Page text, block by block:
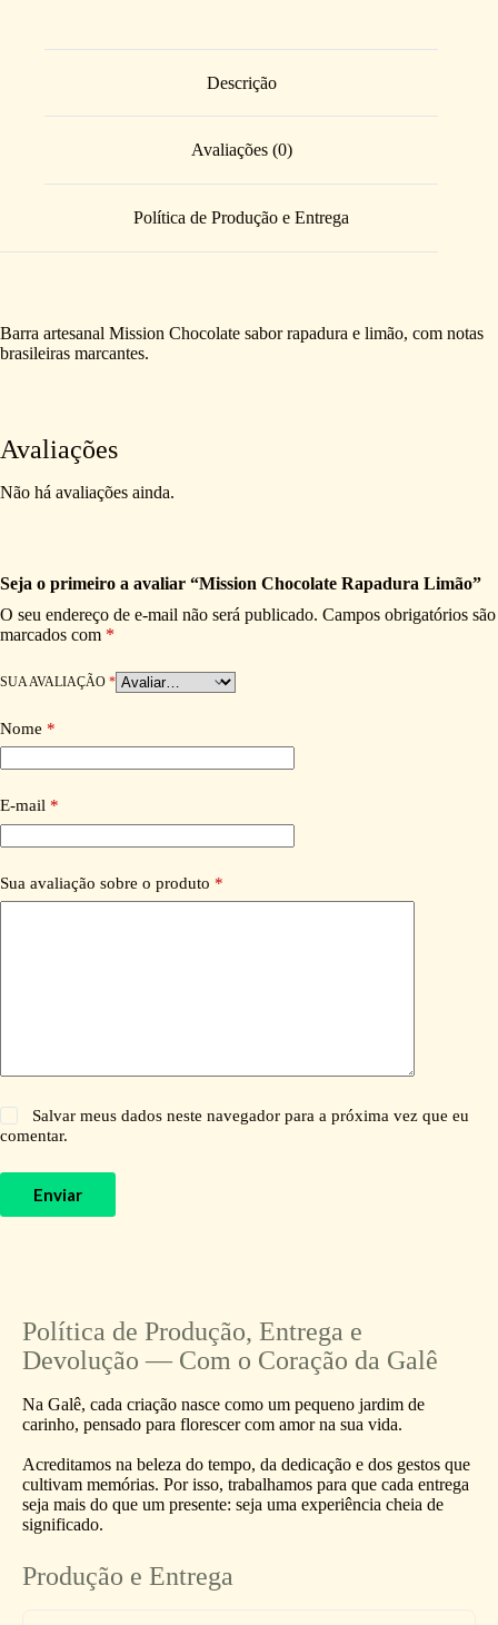
Descrição
Avaliações (0)
Política de Produção e Entrega
Barra artesanal Mission Chocolate sabor rapadura e limão, com notas
brasileiras marcantes.
Avaliações
Não há avaliações ainda.
Seja o primeiro a avaliar “Mission Chocolate Rapadura Limão”
O seu endereço de e-mail não será publicado. Campos obrigatórios são
marcados com *
SUA AVALIAÇÃO *
Nome *
E-mail *
Sua avaliação sobre o produto *
Salvar meus dados neste navegador para a próxima vez que eu
comentar.
Enviar
Política de Produção, Entrega e
Devolução — Com o Coração da Galê
Na Galê, cada criação nasce como um pequeno jardim de
carinho, pensado para florescer com amor na sua vida.
Acreditamos na beleza do tempo, da dedicação e dos gestos que
cultivam memórias. Por isso, trabalhamos para que cada entrega
seja mais do que um presente: seja uma experiência cheia de
significado.
Produção e Entrega